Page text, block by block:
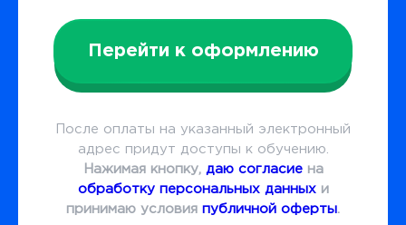
Перейти к оформлению
После оплаты на указанный электронный
адрес придут доступы к обучению.
Нажимая кнопку, даю согласиена
обработку персональных данныхи
принимаю условия публичной оферты.